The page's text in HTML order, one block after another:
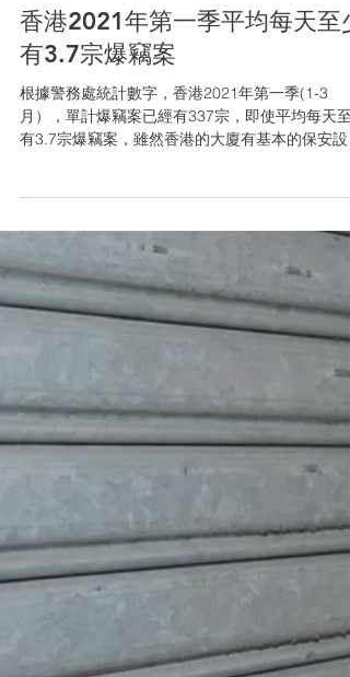
Jun 8, 2021
有3.7宗爆竊案
根據警務處統計數字，香港2021年第一季(1-3
月），單計爆竊案已經有337宗，即使平均每天至
有3.7宗爆竊案，雖然香港的大廈有基本的保安設
施，例如CCTV或保安員，但在社會複雜的情況下
這些固有或已陳舊的保安措施，是否真正安全？...